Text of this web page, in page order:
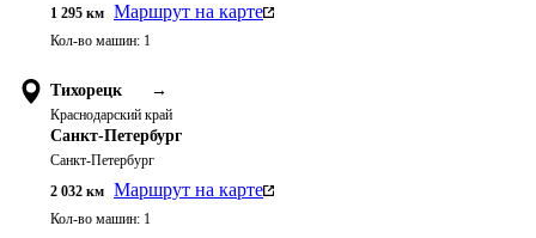
1 295 км Маршрут на карте
Кол-во машин: 1
Тихорецк →
Краснодарский край
Санкт-Петербург
Санкт-Петербург
2 032 км Маршрут на карте
Кол-во машин: 1